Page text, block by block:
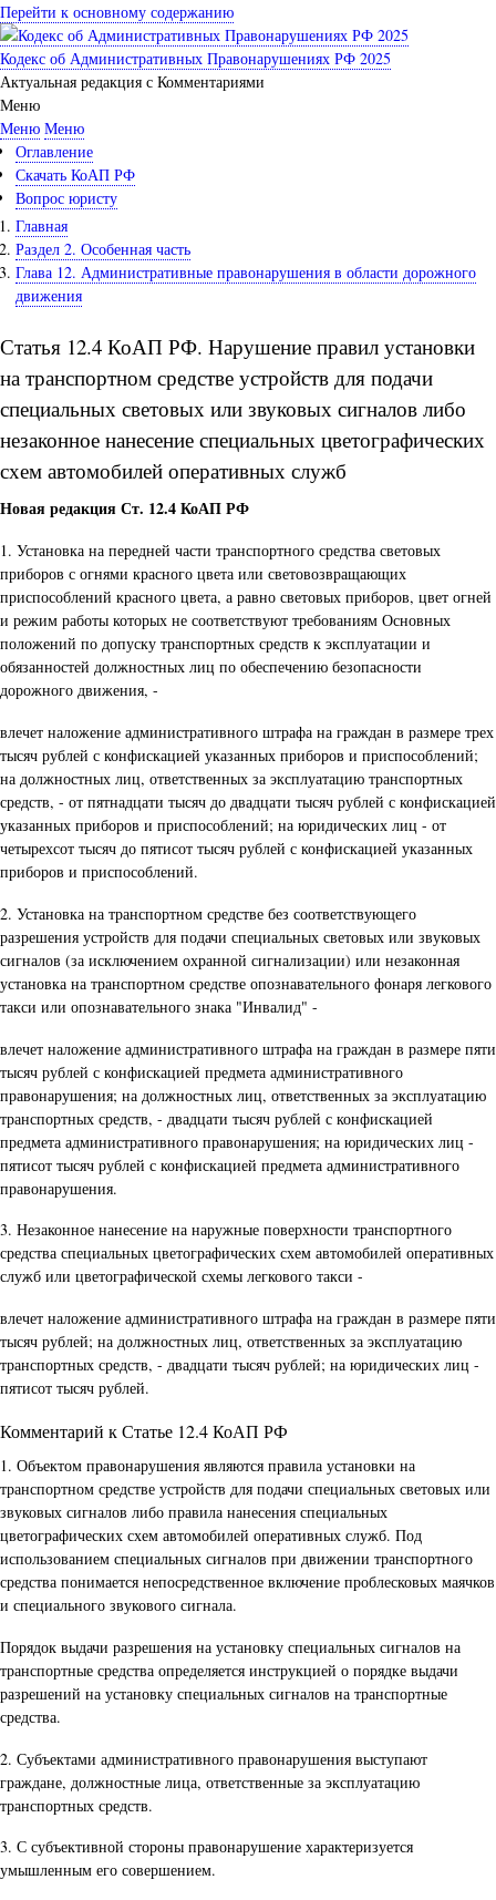
Перейти к основному содержанию
Кодекс об Административных Правонарушениях РФ 2025
Актуальная редакция с Комментариями
Меню
Меню Меню
Оглавление
Скачать КоАП РФ
Вопрос юристу
Главная
Раздел 2. Особенная часть
Глава 12. Административные правонарушения в области дорожного
движения
Статья 12.4 КоАП РФ. Нарушение правил установки
на транспортном средстве устройств для подачи
специальных световых или звуковых сигналов либо
незаконное нанесение специальных цветографических
схем автомобилей оперативных служб
Новая редакция Ст. 12.4 КоАП РФ
1. Установка на передней части транспортного средства световых
приборов с огнями красного цвета или световозвращающих
приспособлений красного цвета, а равно световых приборов, цвет огней
и режим работы которых не соответствуют требованиям Основных
положений по допуску транспортных средств к эксплуатации и
обязанностей должностных лиц по обеспечению безопасности
дорожного движения, -
влечет наложение административного штрафа на граждан в размере трех
тысяч рублей с конфискацией указанных приборов и приспособлений;
на должностных лиц, ответственных за эксплуатацию транспортных
средств, - от пятнадцати тысяч до двадцати тысяч рублей с конфискацией
указанных приборов и приспособлений; на юридических лиц - от
четырехсот тысяч до пятисот тысяч рублей с конфискацией указанных
приборов и приспособлений.
2. Установка на транспортном средстве без соответствующего
разрешения устройств для подачи специальных световых или звуковых
сигналов (за исключением охранной сигнализации) или незаконная
установка на транспортном средстве опознавательного фонаря легкового
такси или опознавательного знака "Инвалид" -
влечет наложение административного штрафа на граждан в размере пяти
тысяч рублей с конфискацией предмета административного
правонарушения; на должностных лиц, ответственных за эксплуатацию
транспортных средств, - двадцати тысяч рублей с конфискацией
предмета административного правонарушения; на юридических лиц -
пятисот тысяч рублей с конфискацией предмета административного
правонарушения.
3. Незаконное нанесение на наружные поверхности транспортного
средства специальных цветографических схем автомобилей оперативных
служб или цветографической схемы легкового такси -
влечет наложение административного штрафа на граждан в размере пяти
тысяч рублей; на должностных лиц, ответственных за эксплуатацию
транспортных средств, - двадцати тысяч рублей; на юридических лиц -
пятисот тысяч рублей.
Комментарий к Статье 12.4 КоАП РФ
1. Объектом правонарушения являются правила установки на
транспортном средстве устройств для подачи специальных световых или
звуковых сигналов либо правила нанесения специальных
цветографических схем автомобилей оперативных служб. Под
использованием специальных сигналов при движении транспортного
средства понимается непосредственное включение проблесковых маячков
и специального звукового сигнала.
Порядок выдачи разрешения на установку специальных сигналов на
транспортные средства определяется инструкцией о порядке выдачи
разрешений на установку специальных сигналов на транспортные
средства.
2. Субъектами административного правонарушения выступают
граждане, должностные лица, ответственные за эксплуатацию
транспортных средств.
3. С субъективной стороны правонарушение характеризуется
умышленным его совершением.